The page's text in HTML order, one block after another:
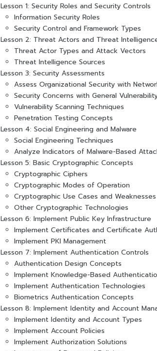
Lesson 1: Security Roles and Security Controls
Information Security Roles
Security Control and Framework Types
Lesson 2: Threat Actors and Threat
Threat Actor Types and Attack Vectors
Threat Intelligence Sources
Lesson 3: Security Assessments
Assess Organizational Security with
Security Concerns with General
Vulnerability Scanning Techniques
Penetration Testing Concepts
Lesson 4: Social Engineering and Malware
Social Engineering Techniques
Analyze Indicators of Malware-Based
Lesson 5: Basic Cryptographic Concepts
Cryptographic Ciphers
Cryptographic Modes of Operation
Cryptographic Use Cases and Weaknesses
Other Cryptographic Technologies
Lesson 6: Implement Public Key Infrastructure
Implement Certificates and Certificate
Implement PKI Management
Lesson 7: Implement Authentication Controls
Authentication Design Concepts
Implement Knowledge-Based
Implement Authentication Technologies
Biometrics Authentication Concepts
Lesson 8: Implement Identity and Account
Implement Identity and Account Types
Implement Account Policies
Implement Authorization Solutions